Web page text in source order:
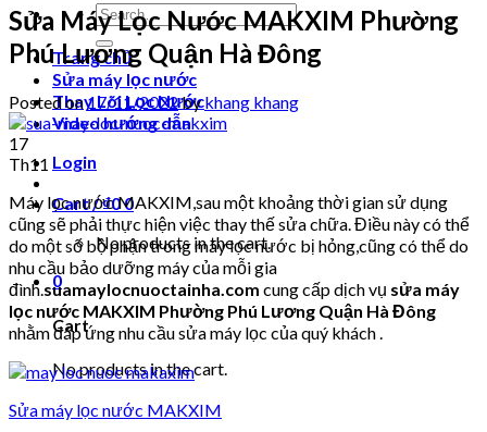
Search
for:
Trang chủ
Sửa máy lọc nước
Thay Lõi Lọc Nước
Video hướng dẫn
Login
Cart /₫00
No products in the cart.
0
Cart
No products in the cart.
Sửa Máy Lọc Nước MAKXIM Phường
Phú Lương Quận Hà Đông
Posted on17/11/2022bykhang khang
17
Th11
Máy lọc nước MAKXIM,sau một khoảng thời gian sử dụng
cũng sẽ phải thực hiện việc thay thế sửa chữa. Điều này có thể
do một số bộ phận trong máy lọc nước bị hỏng,cũng có thể do
nhu cầu bảo dưỡng máy của mỗi gia
đình.suamaylocnuoctainha.com cung cấp dịch vụ sửa máy
lọc nước MAKXIM Phường Phú Lương Quận Hà Đông
nhằm đáp ứng nhu cầu sửa máy lọc của quý khách .
Sửa máy lọc nước MAKXIM